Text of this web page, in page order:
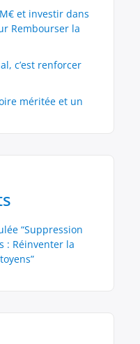
et investir dans
Rembourser la
c’est renforcer
méritée et un
“Suppression
: Réinventer la